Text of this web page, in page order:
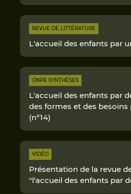
REVUE DE LITTÉRATURE
L'accueil des enfants par
ONPE SYNTHÈSES
L'accueil des enfants par
des formes et des besoins
(n°14)
VIDÉO
Présentation de la revue
"l'accueil des enfants par